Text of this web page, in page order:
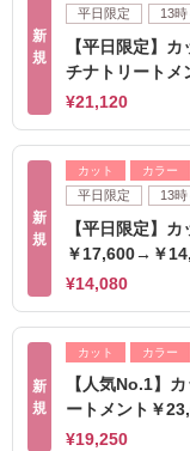
新
規
平日限定 13
【平日限定】
チナトリート
¥21,120
新
規
カット カラー
平日限定 13
【平日限定】
￥17,600→￥
¥14,080
新
規
カット カラー
【人気No.1】
ートメント￥
¥19,250